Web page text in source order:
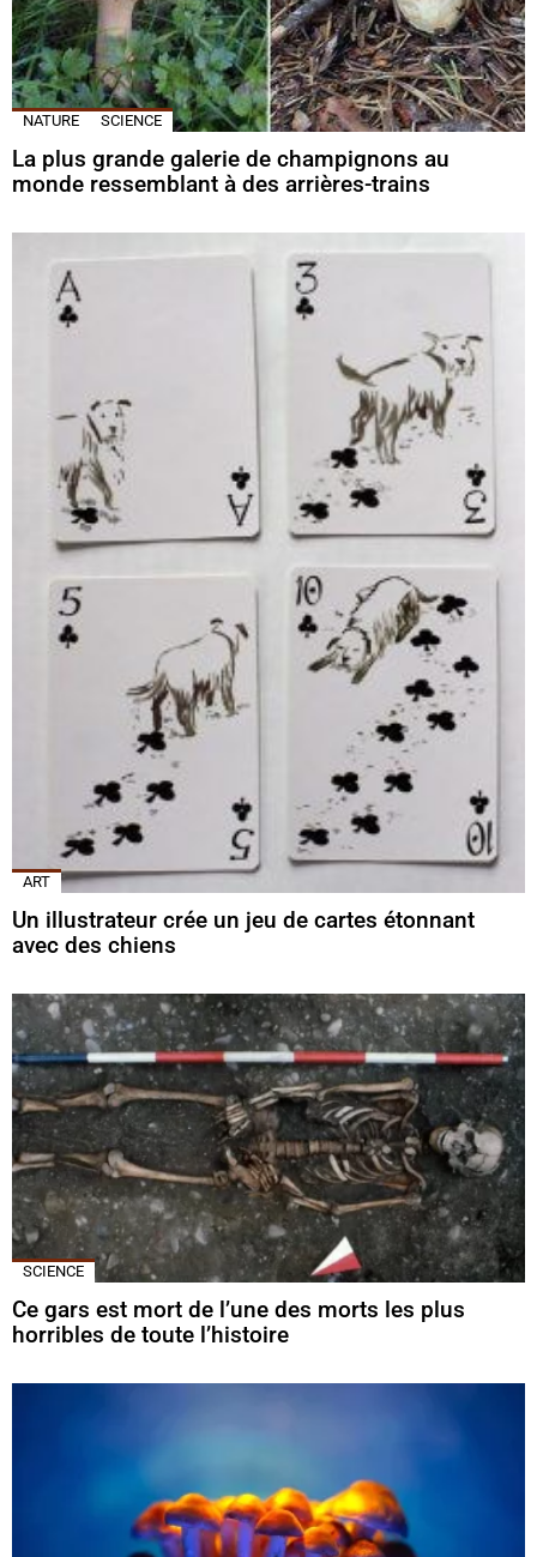
NATURE SCIENCE
La plus grande galerie de champignons au
monde ressemblant à des arrières-trains
ART
Un illustrateur crée un jeu de cartes étonnant
avec des chiens
SCIENCE
Ce gars est mort de l’une des morts les plus
horribles de toute l’histoire